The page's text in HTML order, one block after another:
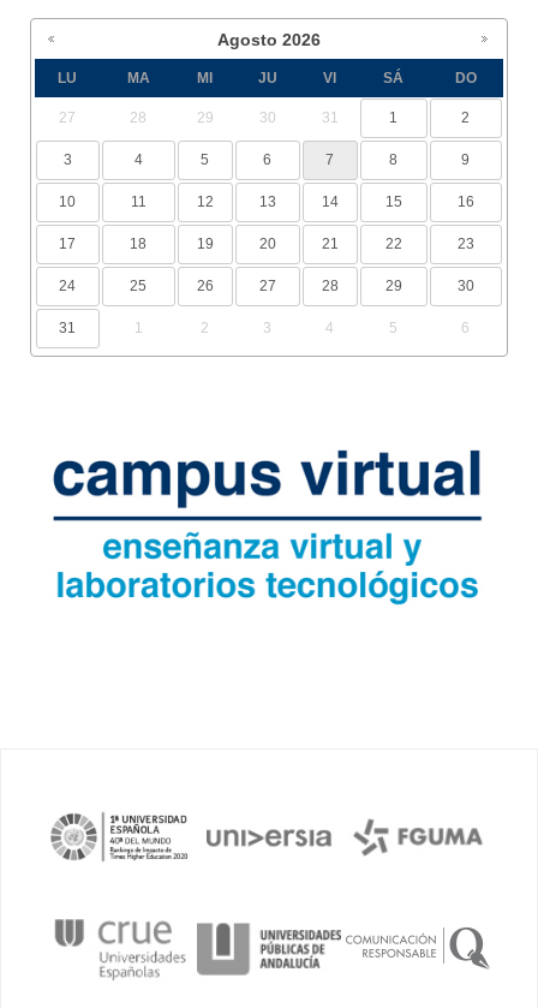
Agosto 2026
LU MA MI JU VI SÁ DO
27 28 29 30 31 1 2
3 4 5 6 7 8 9
10 11 12 13 14 15 16
17 18 19 20 21 22 23
24 25 26 27 28 29 30
31 1 2 3 4 5 6